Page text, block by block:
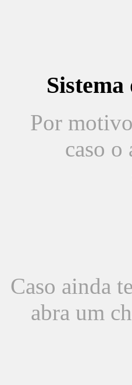
Sistema
Por
caso o
Caso ainda
abra um